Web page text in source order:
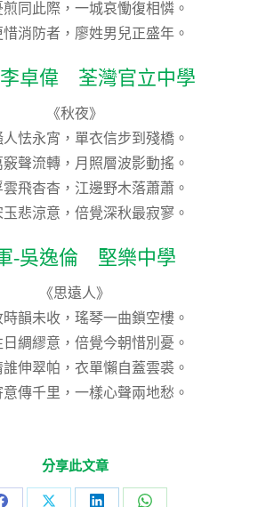
煎同此際，一城哀慟復相憐。
消防者，廖姓男兒正盛年。
卓偉 荃灣官立中學
《秋夜》
怯永宵，單衣信步到殘橋。
竅聲流轉，月照層波影動搖。
雲飛杳杳，江邊野木落蕭蕭。
悲涼意，倍覺深秋最寂寥。
-吳逸倫 堅樂中學
《思遠人》
時韻未收，瑤琴一曲鎖空樓。
綢繆意，倍覺今朝惜別憂。
誰伸翠帕，衣單懶自蓋雲裘。
傳千里，一樣心聲兩地愁。
分享此文章